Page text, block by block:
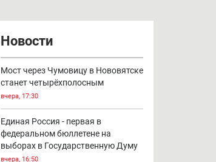
Новости
Мост через Чумовицу в Нововятске
станет четырёхполосным
вчера, 17:30
Единая Россия - первая в
федеральном бюллетене на
выборах в Государственную Думу
вчера, 16:50